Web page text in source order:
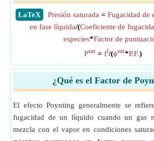
​LaTeX Presión saturada = Fugacidad de
en fase líquida/(Coeficiente de
especies*Factor de
Psat= fl/(ϕsat*P.F.)
¿Qué es el Factor de
El efecto Poynting generalmente se
fugacidad de un líquido cuando un gas
mezcla con el vapor en condiciones